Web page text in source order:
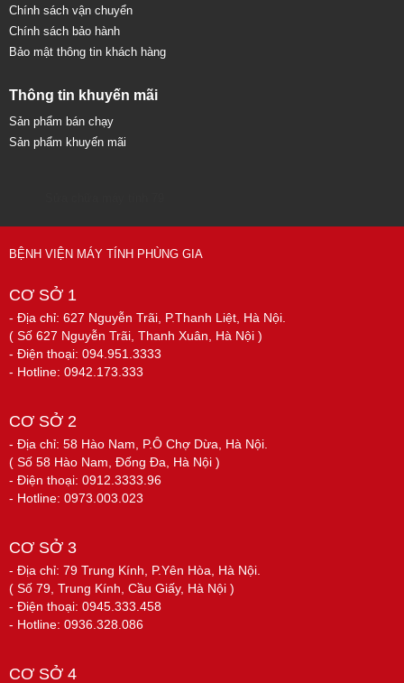
Chính sách vận chuyển
Chính sách bảo hành
Bảo mật thông tin khách hàng
Thông tin khuyến mãi
Sản phẩm bán chạy
Sản phẩm khuyến mãi
BỆNH VIỆN MÁY TÍNH PHÙNG GIA
CƠ SỞ 1
- Địa chỉ: 627 Nguyễn Trãi, P.Thanh Liệt, Hà Nội.
( Số 627 Nguyễn Trãi, Thanh Xuân, Hà Nội )
- Điện thoại: 094.951.3333
- Hotline: 0942.173.333
CƠ SỞ 2
- Địa chỉ: 58 Hào Nam, P.Ô Chợ Dừa, Hà Nội.
( Số 58 Hào Nam, Đống Đa, Hà Nội )
- Điện thoại: 0912.3333.96
- Hotline: 0973.003.023
CƠ SỞ 3
- Địa chỉ: 79 Trung Kính, P.Yên Hòa, Hà Nội.
( Số 79, Trung Kính, Cầu Giấy, Hà Nội )
- Điện thoại: 0945.333.458
- Hotline: 0936.328.086
CƠ SỞ 4